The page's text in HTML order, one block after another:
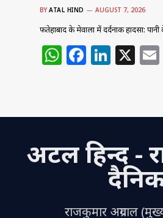
BY ATAL HIND AUGUST 7, 2026
फतेहाबाद के मेहुवाला में दर्दनाक हादसा:
W
s
p
p
F
e
o
o
Li
e
n
X
अटल हिन्द -
राजकुमार अग्रवाल